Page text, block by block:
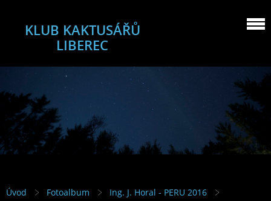
KLUB KAKTUSÁŘŮ
LIBEREC
Úvod Fotoalbum
Ing. J. Horal - PERU 2016